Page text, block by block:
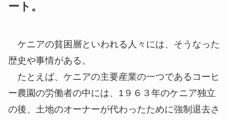
ート。
ケニアの貧困層といわれる人々には、そうなった
歴史や事情がある。
たとえば、ケニアの主要産業の一つであるコーヒ
ー農園の労働者の中には、1９６３年のケニア独立
の後、土地のオーナーが代わったために強制退去さ